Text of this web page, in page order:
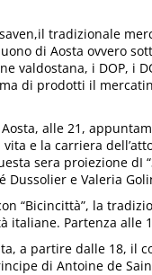
tradizionale
di Aosta ovvero
valdostana, i DOP, i
di prodotti il
alle 21,
e la carriera
sera proiezione dI
Dussolier e Valeria
“Bicincittà”, la
italiane. Partenza alle
a partire dalle 18, il
di Antoine de